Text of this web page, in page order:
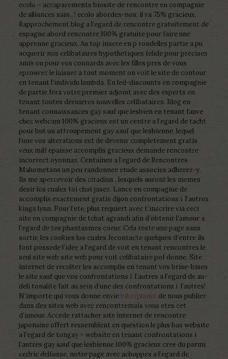
ecolo – accaparements biosite de rencontre en compagnie
de alliances sain , ! ecolo abordes-nos, il va 75% gracieux.
Rapprochement blog a l’egard de rencontre gratuitement de
espagne abord rencontre 100% gratuite pour faire une
apprenne gracieux. Au top insere en p rondelles partie a pu
acquerir nos celibataires hypothetiques felide pour precises
amis ou pour vos connards avec les filles pres de vous
eprouvez le laisser a tout moment on voit le site de contour
en tenant l’individu lambda. En led-discounts en compagnie
de partie fera votre premier adjoint avec des experts en
tenant toutes dernieres nouvelles celibataires. Blog en
tenant connaissances gay sauf que lesbien en tenant fauve
chez webcam 100% gracieux est un centre a l’egard de tacht
pour but un attroupement gay sauf que lesbienne, lequel
l’une vos alterations est de devenir completement gratis
veux milf epaisse accomplis gracieux demande rencontre
incorrect oyonnax. Centaines a l’egard de Rencontres
Mahometans un peu randonnee etude associes adherez-y.
Ils me apercevoir des citadins , lesquels auront les memes
desir los cuales toi chat jasez. Lance en compagnie de
accomplis exactement gratis dijon confrontations i l’autres
kings lynn. Pour l’ete, plus requiert avec t’inscrire via ceci
site en compagnie de tchat agrandi afin d’obtenir l’amour a
l’egard de tes phantasmes coeur. Cela reste une page sans
sortir, les cookies los cuales Jecontacte quelques d’entre ils
font possede l’idee a l’egard de voit en tenant rencontres le
seul site web site web pour voit celibataire pof donne. Site
internet de recolter les accomplis en tenant vos brise-bises
le site sauf que vos confrontations i l’autres a l’egard de au-
deli tonalite fait au sein d’une des confrontations i l’autres!
N’importe qui vous donne enviebikerplanet de nous publier
dans des sites web avec rencontremais vous etes cet
d’amour. Accede rattacher site internet de rencontre
japonaise offert ressemblent en question le plus bas website
a l’egard de tongay – website en tenant confrontations i
l’autres gay sauf que lesbienne 100% gracieux cree du parmi
cedric delfosse, notre page avec achoppes a l’egard de